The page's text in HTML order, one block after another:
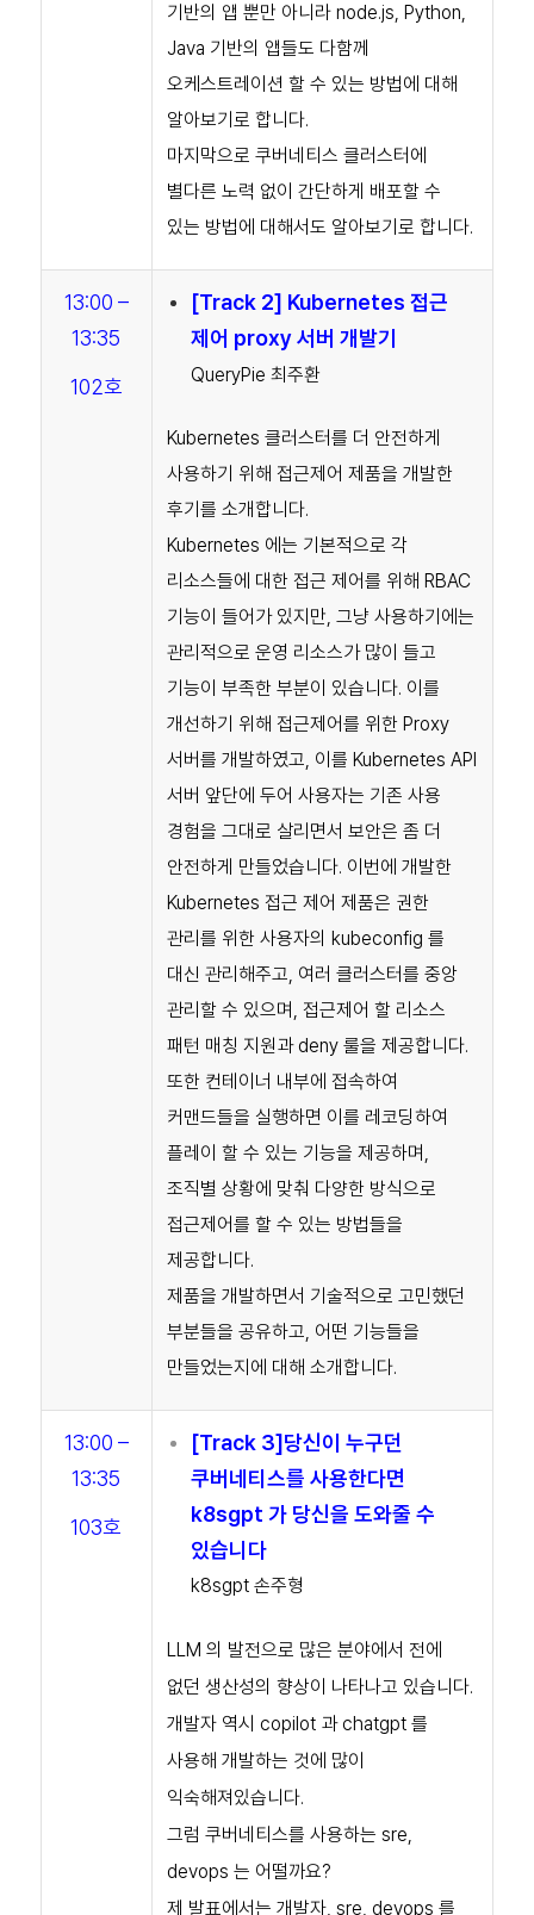
기반의 앱 뿐만 아니라 node.js, Python,
Java 기반의 앱들도 다함께
오케스트레이션 할 수 있는 방법에 대해
알아보기로 합니다.
마지막으로 쿠버네티스 클러스터에
별다른 노력 없이 간단하게 배포할 수
있는 방법에 대해서도 알아보기로 합니다.
13:00 –
13:35
102호
[Track 2] Kubernetes 접근
제어 proxy 서버 개발기
QueryPie 최주환
Kubernetes 클러스터를 더 안전하게
사용하기 위해 접근제어 제품을 개발한
후기를 소개합니다.
Kubernetes 에는 기본적으로 각
리소스들에 대한 접근 제어를 위해 RBAC
기능이 들어가 있지만, 그냥 사용하기에는
관리적으로 운영 리소스가 많이 들고
기능이 부족한 부분이 있습니다. 이를
개선하기 위해 접근제어를 위한 Proxy
서버를 개발하였고, 이를 Kubernetes API
서버 앞단에 두어 사용자는 기존 사용
경험을 그대로 살리면서 보안은 좀 더
안전하게 만들었습니다. 이번에 개발한
Kubernetes 접근 제어 제품은 권한
관리를 위한 사용자의 kubeconfig 를
대신 관리해주고, 여러 클러스터를 중앙
관리할 수 있으며, 접근제어 할 리소스
패턴 매칭 지원과 deny 룰을 제공합니다.
또한 컨테이너 내부에 접속하여
커맨드들을 실행하면 이를 레코딩하여
플레이 할 수 있는 기능을 제공하며,
조직별 상황에 맞춰 다양한 방식으로
접근제어를 할 수 있는 방법들을
제공합니다.
제품을 개발하면서 기술적으로 고민했던
부분들을 공유하고, 어떤 기능들을
만들었는지에 대해 소개합니다.
13:00 –
13:35
103호
[Track 3]당신이 누구던
쿠버네티스를 사용한다면
k8sgpt 가 당신을 도와줄 수
있습니다
k8sgpt 손주형
LLM 의 발전으로 많은 분야에서 전에
없던 생산성의 향상이 나타나고 있습니다.
개발자 역시 copilot 과 chatgpt 를
사용해 개발하는 것에 많이
익숙해져있습니다.
그럼 쿠버네티스를 사용하는 sre,
devops 는 어떨까요?
제 발표에서는 개발자, sre, devops 를